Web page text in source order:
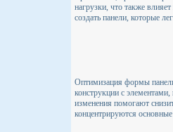
нагрузки, что также
создать панели, которые
Оптимизация формы
конструкции с
изменения помогают
концентрируются